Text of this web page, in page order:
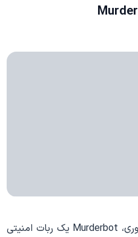
در یک آینده پیشرفته و پر از فناوری، Murderbot یک ربات امنیتی